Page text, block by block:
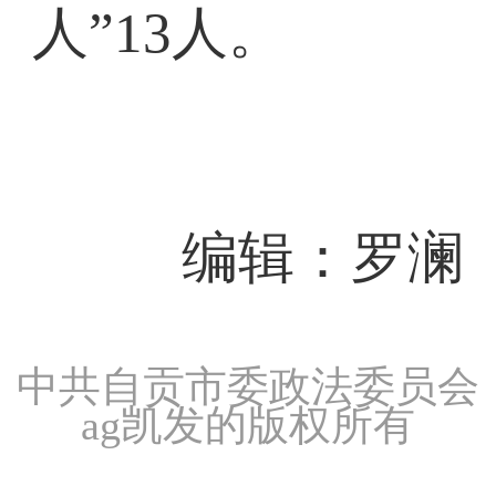
人”13人。
编辑：罗澜
中共自贡市委政法委员会
ag凯发的版权所有